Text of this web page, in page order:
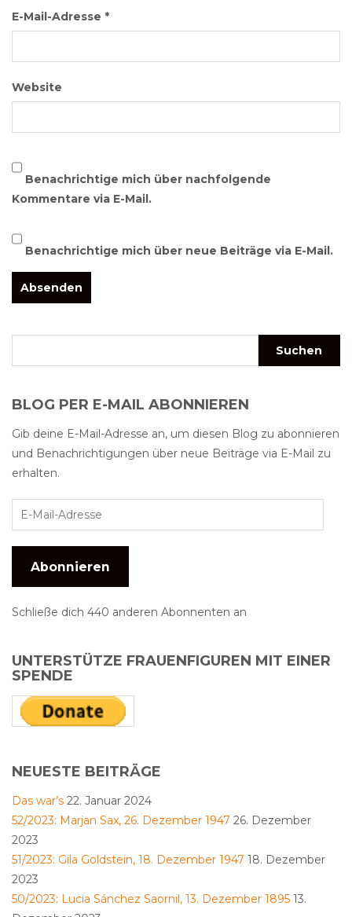
E-Mail-Adresse *
Website
Benachrichtige mich über nachfolgende
Kommentare via E-Mail.
Benachrichtige mich über neue Beiträge via E-Mail.
BLOG PER E-MAIL ABONNIEREN
Gib deine E-Mail-Adresse an, um diesen Blog zu abonnieren
und Benachrichtigungen über neue Beiträge via E-Mail zu
erhalten.
Abonnieren
Schließe dich 440 anderen Abonnenten an
UNTERSTÜTZE FRAUENFIGUREN MIT EINER
SPENDE
NEUESTE BEITRÄGE
Das war’s 22. Januar 2024
52/2023: Marjan Sax, 26. Dezember 1947 26. Dezember
2023
51/2023: Gila Goldstein, 18. Dezember 1947 18. Dezember
2023
50/2023: Lucia Sánchez Saornil, 13. Dezember 1895 13.